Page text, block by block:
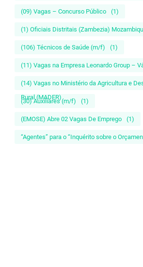
(09) Vagas – Concurso Público (1)
(1) Oficiais Distritais (Zambezia)
(106) Técnicos de Saúde (m/f) (1)
(11) Vagas na Empresa Leonardo Group –
(14) Vagas no Ministério da Agricultura e
Rural (MADER)
(30) Auxiliares (m/f) (1)
(EMOSE) Abre 02 Vagas De Emprego (1)
“Agentes” para o “Inquérito sobre o